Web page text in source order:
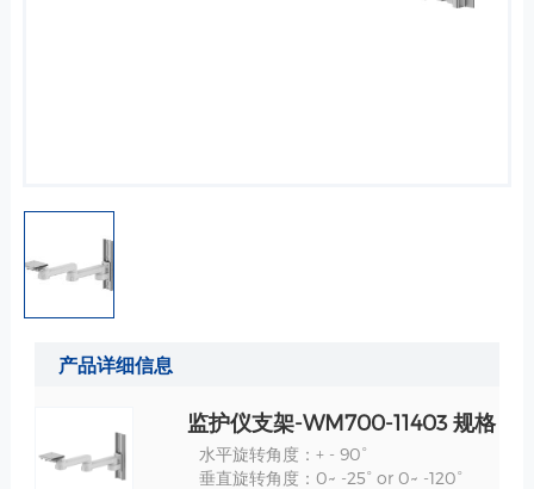
产品详细信息
监护仪支架-WM700-11403 规格
水平旋转角度：+ - 90°
垂直旋转角度：0~ -25° or 0~ -120°